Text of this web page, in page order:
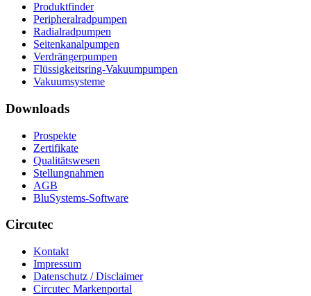
Produktfinder
Peripheralradpumpen
Radialradpumpen
Seitenkanalpumpen
Verdrängerpumpen
Flüssigkeitsring-Vakuumpumpen
Vakuumsysteme
Downloads
Prospekte
Zertifikate
Qualitätswesen
Stellungnahmen
AGB
BluSystems-Software
Circutec
Kontakt
Impressum
Datenschutz / Disclaimer
Circutec Markenportal